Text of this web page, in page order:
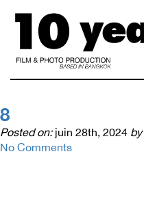
8
Posted on: juin 28th, 2024 by
No Comments